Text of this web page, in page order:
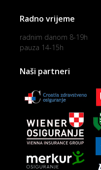
Radno vrijeme
radnim danom 8-19h
pauza 14-15h
Naši partneri